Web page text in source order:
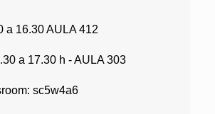
a 16.30 AULA 412
a 17.30 h - AULA 303
sc5w4a6